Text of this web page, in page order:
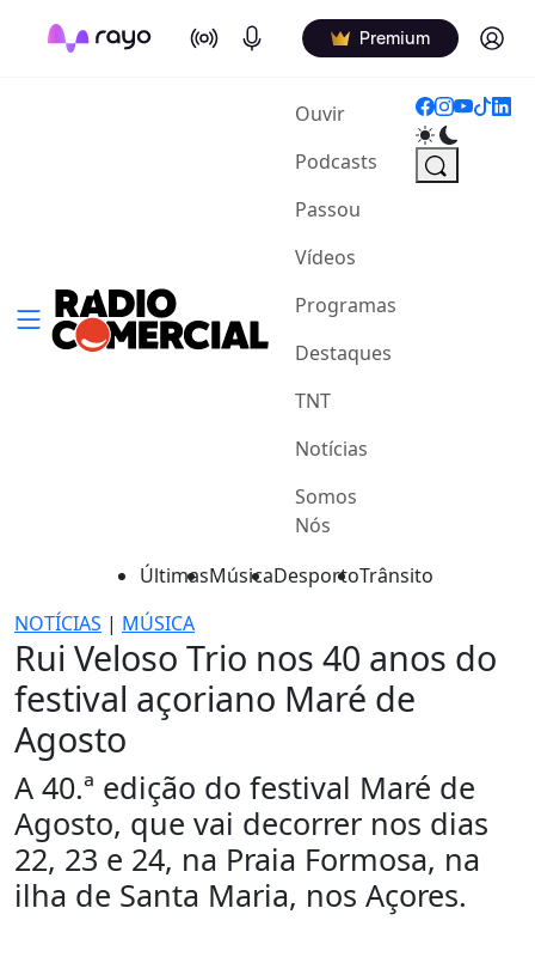
On Air Podcasts Premium Log in
Ouvir(current)
Podcasts
Passou
Vídeos
Programas
Destaques
TNT
Notícias
Somos
Nós
ÚltimasMúsicaDesportoTrânsito
NOTÍCIAS | MÚSICA
Rui Veloso Trio nos 40 anos do
festival açoriano Maré de
Agosto
A 40.ª edição do festival Maré de
Agosto, que vai decorrer nos dias
22, 23 e 24, na Praia Formosa, na
ilha de Santa Maria, nos Açores.